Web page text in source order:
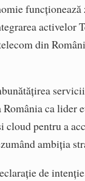
activelor
din
ca lider
pentru a
ambiția
de